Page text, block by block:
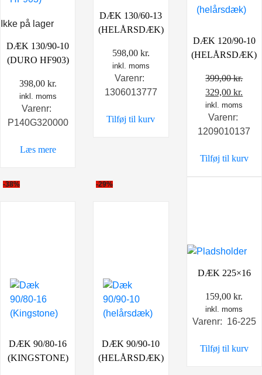
Ikke på lager
DÆK 130/90-10
(DURO HF903)
398,00 kr.
inkl. moms
Varenr:
P140G320000
Læs mere
DÆK 130/60-13
(HELÅRSDÆK)
598,00 kr.
inkl. moms
Varenr:
1306013777
Tilføj til kurv
DÆK 120/90-10
(HELÅRSDÆK)
399,00kr.
Den
oprindelige
pris
var:
329,00kr.
er:
inkl. moms
Varenr:
1209010137
Tilføj til kurv
-38%
DÆK 90/80-16
(KINGSTONE)
-29%
DÆK 90/90-10
(HELÅRSDÆK)
DÆK 225×16
159,00kr.
inkl. moms
Varenr: 16-225
Tilføj til kurv